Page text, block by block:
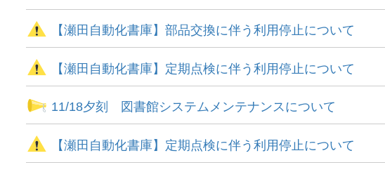
【瀬田自動化書庫】部品交換に伴う利用停止について
【瀬田自動化書庫】定期点検に伴う利用停止について
11/18夕刻 図書館システムメンテナンスについて
【瀬田自動化書庫】定期点検に伴う利用停止について